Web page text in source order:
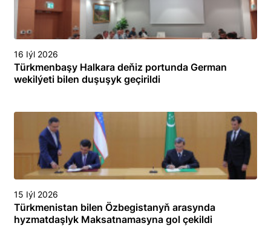
16 Iýl 2026
Türkmenbaşy Halkara deňiz portunda German
wekilýeti bilen duşuşyk geçirildi
15 Iýl 2026
Türkmenistan bilen Özbegistanyň arasynda
hyzmatdaşlyk Maksatnamasyna gol çekildi